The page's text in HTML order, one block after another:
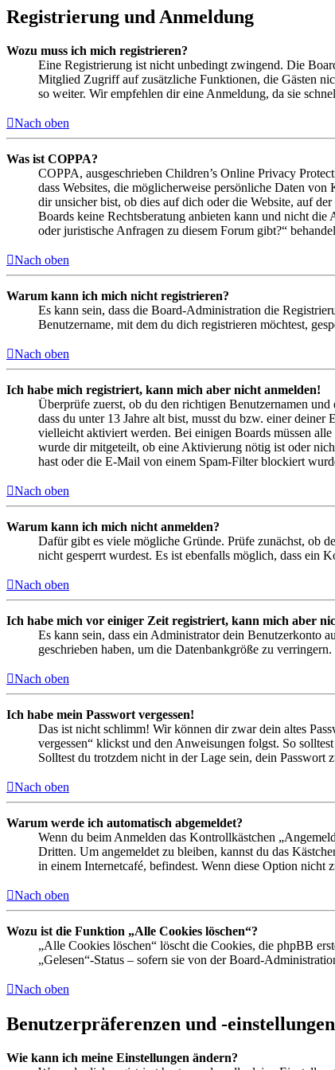
Registrierung und Anmeldung
Wozu muss ich mich registrieren?
Eine Registrierung ist nicht unbedingt zwingend. Die
Mitglied Zugriff auf zusätzliche Funktionen, die Gästen
so weiter. Wir empfehlen dir eine Anmeldung, da sie
Nach oben
Was ist COPPA?
COPPA, ausgeschrieben Children’s Online Privacy
dass Websites, die möglicherweise persönliche Daten
dir unsicher bist, ob dies auf dich oder die Website, auf
Boards keine Rechtsberatung anbieten kann und nicht
oder juristische Anfragen zu diesem Forum gibt?“
Nach oben
Warum kann ich mich nicht registrieren?
Es kann sein, dass die Board-Administration die
Benutzername, mit dem du dich registrieren möchtest,
Nach oben
Ich habe mich registriert, kann mich aber nicht anmelden!
Überprüfe zuerst, ob du den richtigen Benutzernamen
dass du unter 13 Jahre alt bist, musst du bzw. einer
vielleicht aktiviert werden. Bei einigen Boards müssen
wurde dir mitgeteilt, ob eine Aktivierung nötig ist oder
hast oder die E-Mail von einem Spam-Filter blockiert
Nach oben
Warum kann ich mich nicht anmelden?
Dafür gibt es viele mögliche Gründe. Prüfe zunächst, ob
nicht gesperrt wurdest. Es ist ebenfalls möglich, dass ein
Nach oben
Ich habe mich vor einiger Zeit registriert, kann mich aber
Es kann sein, dass ein Administrator dein Benutzerkonto
geschrieben haben, um die Datenbankgröße zu
Nach oben
Ich habe mein Passwort vergessen!
Das ist nicht schlimm! Wir können dir zwar dein altes
vergessen“ klickst und den Anweisungen folgst. So
Solltest du trotzdem nicht in der Lage sein, dein
Nach oben
Warum werde ich automatisch abgemeldet?
Wenn du beim Anmelden das Kontrollkästchen
Dritten. Um angemeldet zu bleiben, kannst du das
in einem Internetcafé, befindest. Wenn diese Option
Nach oben
Wozu ist die Funktion „Alle Cookies löschen“?
„Alle Cookies löschen“ löscht die Cookies, die phpBB
„Gelesen“-Status – sofern sie von der Board-
Nach oben
Benutzerpräferenzen und -einstellungen
Wie kann ich meine Einstellungen ändern?